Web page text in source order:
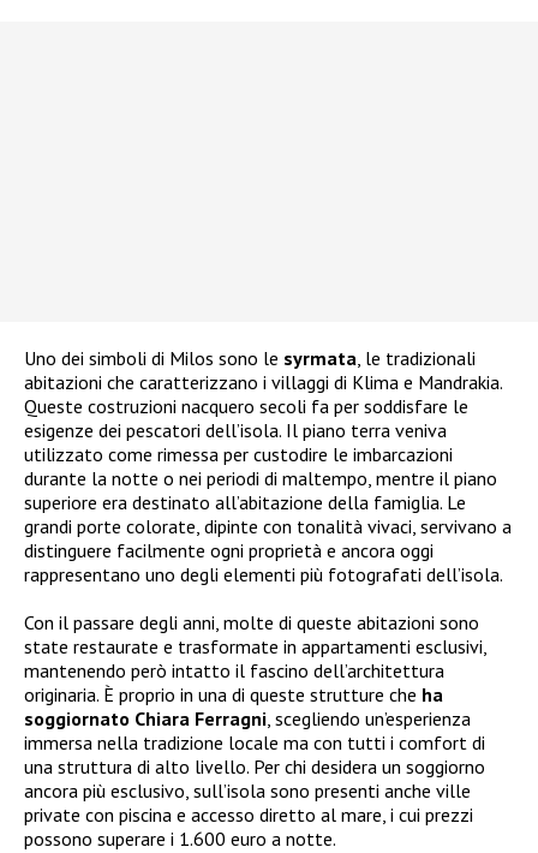
Uno dei simboli di Milos sono le syrmata, le tradizionali
abitazioni che caratterizzano i villaggi di Klima e Mandrakia.
Queste costruzioni nacquero secoli fa per soddisfare le
esigenze dei pescatori dell’isola. Il piano terra veniva
utilizzato come rimessa per custodire le imbarcazioni
durante la notte o nei periodi di maltempo, mentre il piano
superiore era destinato all’abitazione della famiglia. Le
grandi porte colorate, dipinte con tonalità vivaci, servivano a
distinguere facilmente ogni proprietà e ancora oggi
rappresentano uno degli elementi più fotografati dell’isola.
Con il passare degli anni, molte di queste abitazioni sono
state restaurate e trasformate in appartamenti esclusivi,
mantenendo però intatto il fascino dell’architettura
originaria. È proprio in una di queste strutture che ha
soggiornato Chiara Ferragni, scegliendo un’esperienza
immersa nella tradizione locale ma con tutti i comfort di
una struttura di alto livello. Per chi desidera un soggiorno
ancora più esclusivo, sull’isola sono presenti anche ville
private con piscina e accesso diretto al mare, i cui prezzi
possono superare i 1.600 euro a notte.